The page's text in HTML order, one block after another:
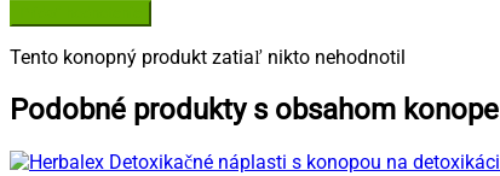
Tento konopný produkt zatiaľ nikto nehodnotil
Podobné produkty s obsahom konope